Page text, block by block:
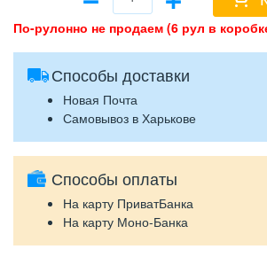
По-рулонно не продаем (6 рул в
Способы доставки
Новая Почта
Самовывоз в Харькове
Способы оплаты
На карту ПриватБанка
На карту Моно-Банка